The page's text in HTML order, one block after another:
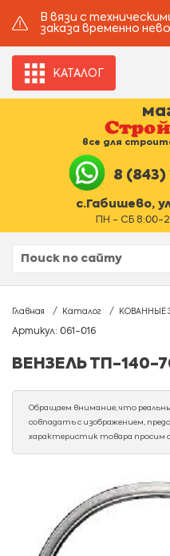
В вязи с
заказа временно
КАТАЛОГ
все для
8 (843)
с.Габишево,
ПН - СБ 8:00-
Главная Каталог КОВАННЫЕ
Артикул: 061-016
ВЕНЗЕЛЬ ТП-140-
Обращаем внимание, что
совпадать с изображением,
характеристик товара просим